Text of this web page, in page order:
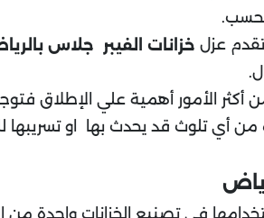
عزل خزانات الفيبر جلاس
أكثر الأمور أهمية علي الإطلاق
أي تلوث قد يحدث بها او تسريبها
في تصنيع الخزانات